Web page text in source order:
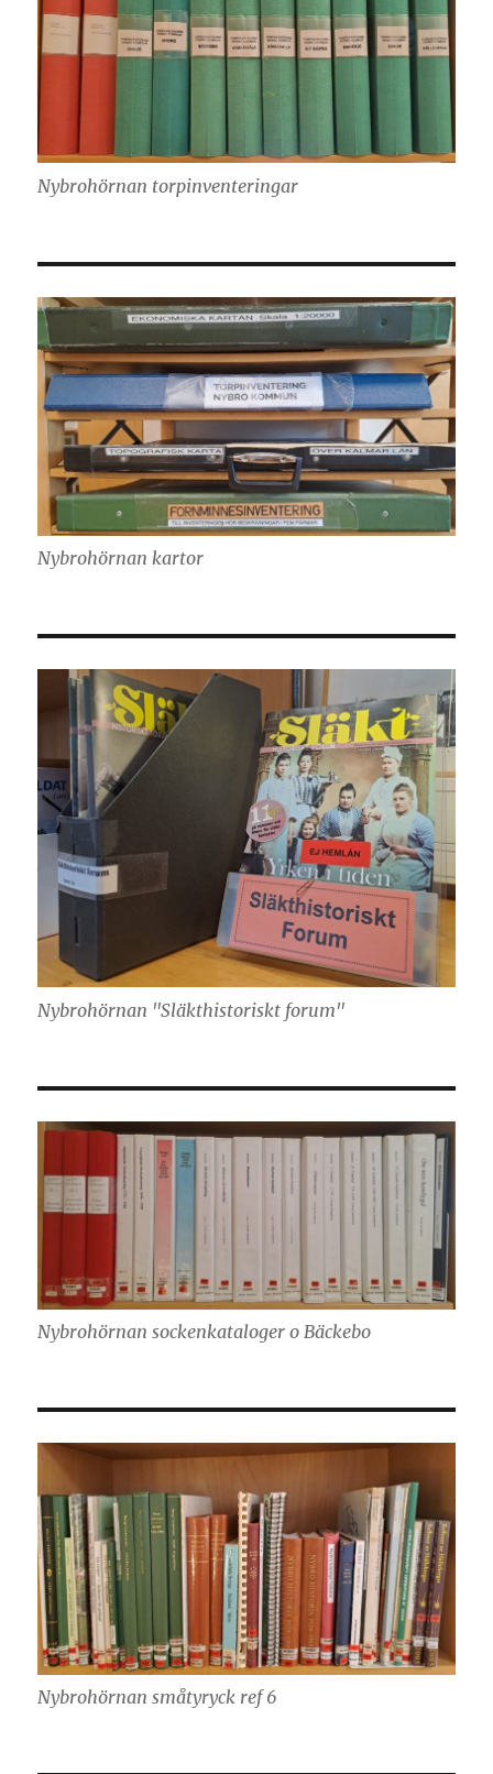
Nybrohörnan torpinventeringar
Nybrohörnan kartor
Nybrohörnan "Släkthistoriskt forum"
Nybrohörnan sockenkataloger o Bäckebo
Nybrohörnan småtyryck ref 6